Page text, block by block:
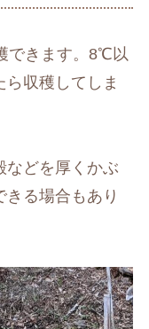
できます。8℃以
収穫してしま
などを厚くかぶ
る場合もあり